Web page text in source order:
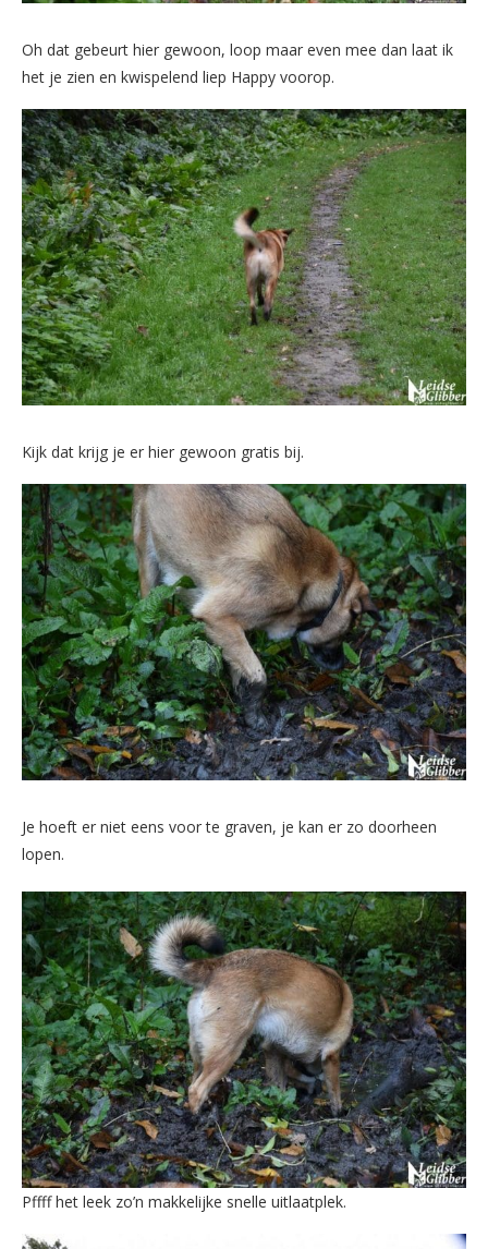
Oh dat gebeurt hier gewoon, loop maar even mee dan laat ik
het je zien en kwispelend liep Happy voorop.
Kijk dat krijg je er hier gewoon gratis bij.
Je hoeft er niet eens voor te graven, je kan er zo doorheen
lopen.
Pffff het leek zo’n makkelijke snelle uitlaatplek.